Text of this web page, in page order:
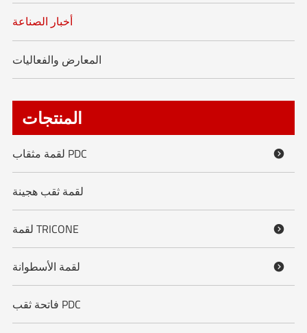
أخبار الصناعة
المعارض والفعاليات
المنتجات
لقمة مثقاب PDC 
لقمة ثقب هجينة
لقمة TRICONE 
لقمة الأسطوانة 
فاتحة ثقب PDC